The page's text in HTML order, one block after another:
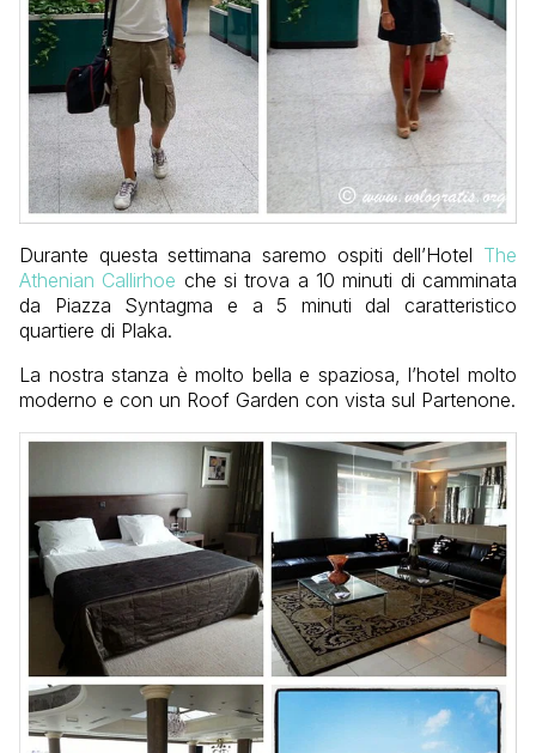
Durante questa settimana saremo ospiti dell’Hotel The
Athenian Callirhoe che si trova a 10 minuti di camminata
da Piazza Syntagma e a 5 minuti dal caratteristico
quartiere di Plaka.
La nostra stanza è molto bella e spaziosa, l’hotel molto
moderno e con un Roof Garden con vista sul Partenone.